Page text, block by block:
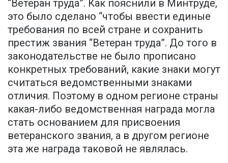
“Ветеран труда”. Как пояснили в Минтруде,
это было сделано “чтобы ввести единые
требования по всей стране и сохранить
престиж звания “Ветеран труда”. До того в
законодательстве не было прописано
конкретных требований, какие знаки могут
считаться ведомственными знаками
отличия. Поэтому в одном регионе страны
какая-либо ведомственная награда могла
стать основанием для присвоения
ветеранского звания, а в другом регионе
эта же награда таковой не являлась.